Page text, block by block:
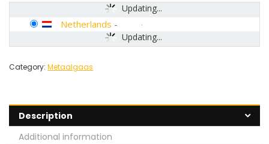
Updating...
Updating...
Netherlands -
Category: Metaalgaas
Description
Additional information